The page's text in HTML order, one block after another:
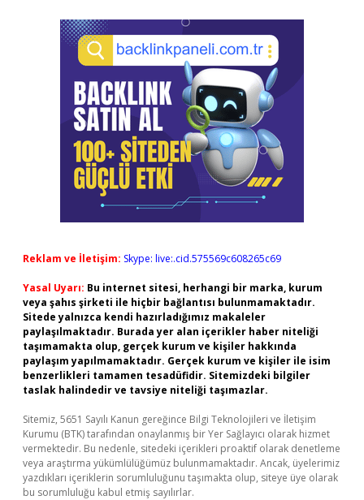
Reklam ve İletişim: Skype: live:.cid.575569c608265c69
Yasal Uyarı: Bu internet sitesi, herhangi bir marka, kurum
veya şahıs şirketi ile hiçbir bağlantısı bulunmamaktadır.
Sitede yalnızca kendi hazırladığımız makaleler
paylaşılmaktadır. Burada yer alan içerikler haber niteliği
taşımamakta olup, gerçek kurum ve kişiler hakkında
paylaşım yapılmamaktadır. Gerçek kurum ve kişiler ile isim
benzerlikleri tamamen tesadüfidir. Sitemizdeki bilgiler
taslak halindedir ve tavsiye niteliği taşımazlar.
Sitemiz, 5651 Sayılı Kanun gereğince Bilgi Teknolojileri ve İletişim
Kurumu (BTK) tarafından onaylanmış bir Yer Sağlayıcı olarak hizmet
vermektedir. Bu nedenle, sitedeki içerikleri proaktif olarak denetleme
veya araştırma yükümlülüğümüz bulunmamaktadır. Ancak, üyelerimiz
yazdıkları içeriklerin sorumluluğunu taşımakta olup, siteye üye olarak
bu sorumluluğu kabul etmiş sayılırlar.